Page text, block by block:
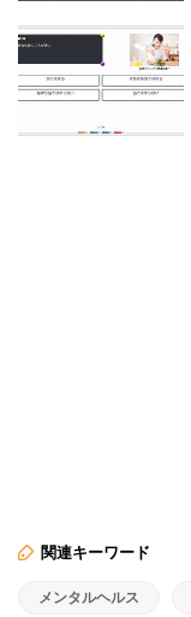
関連キーワード
メンタルヘルス